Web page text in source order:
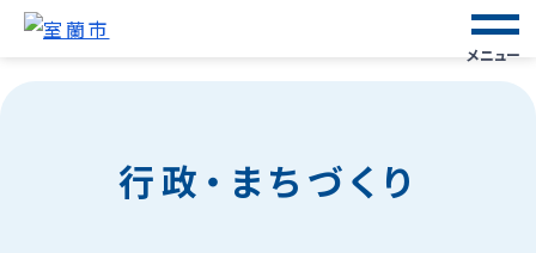
メニュー
行政・まちづくり